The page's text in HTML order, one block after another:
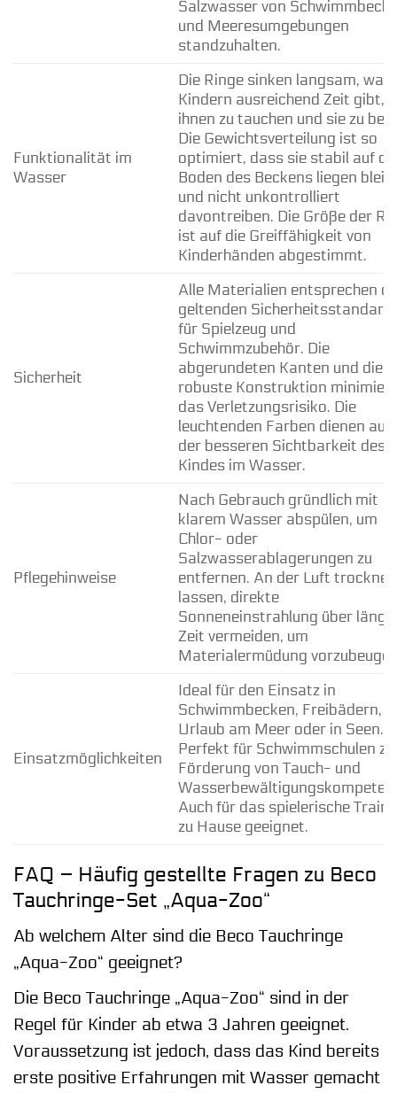
Salzwasser von
und Meeresumgebungen
standzuhalten.
Funktionalität im
Wasser
Die Ringe sinken langsam, was
Kindern ausreichend Zeit gibt,
ihnen zu tauchen und sie zu
Die Gewichtsverteilung ist so
optimiert, dass sie stabil auf
Boden des Beckens liegen
und nicht unkontrolliert
davontreiben. Die Größe der
ist auf die Greiffähigkeit von
Kinderhänden abgestimmt.
Sicherheit
Alle Materialien entsprechen
geltenden
für Spielzeug und
Schwimmzubehör. Die
abgerundeten Kanten und die
robuste Konstruktion
das Verletzungsrisiko. Die
leuchtenden Farben dienen
der besseren Sichtbarkeit des
Kindes im Wasser.
Pflegehinweise
Nach Gebrauch gründlich mit
klarem Wasser abspülen, um
Chlor- oder
Salzwasserablagerungen zu
entfernen. An der Luft trocknen
lassen, direkte
Sonneneinstrahlung über
Zeit vermeiden, um
Materialermüdung
Einsatzmöglichkeiten
Ideal für den Einsatz in
Schwimmbecken, Freibädern,
Urlaub am Meer oder in Seen.
Perfekt für Schwimmschulen
Förderung von Tauch- und
Auch für das spielerische
zu Hause geeignet.
FAQ – Häufig gestellte Fragen zu Beco
Tauchringe-Set „Aqua-Zoo“
Ab welchem Alter sind die Beco Tauchringe
„Aqua-Zoo“ geeignet?
Die Beco Tauchringe „Aqua-Zoo“ sind in der
Regel für Kinder ab etwa 3 Jahren geeignet.
Voraussetzung ist jedoch, dass das Kind bereits
erste positive Erfahrungen mit Wasser gemacht